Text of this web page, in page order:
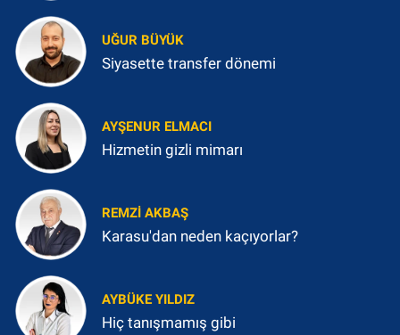
UĞUR BÜYÜK
Siyasette transfer dönemi
AYŞENUR ELMACI
Hizmetin gizli mimarı
REMZI AKBAŞ
Karasu'dan neden kaçıyorlar?
AYBÜKE YILDIZ
Hiç tanışmamış gibi